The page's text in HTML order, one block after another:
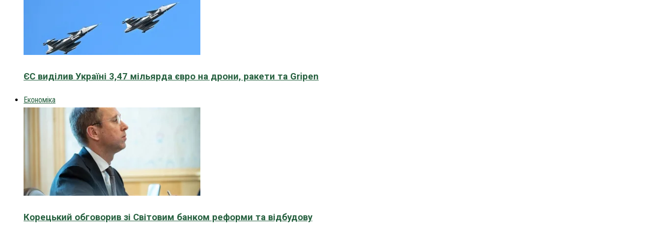
ЄС виділив Україні 3,47 мільярда євро на дрони, ракети та Gripen
Економіка
Корецький обговорив зі Світовим банком реформи та відбудову